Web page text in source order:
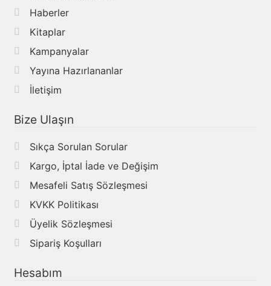
Haberler
Kitaplar
Kampanyalar
Yayına Hazırlananlar
İletişim
Bize Ulaşın
Sıkça Sorulan Sorular
Kargo, İptal İade ve Değişim
Mesafeli Satış Sözleşmesi
KVKK Politikası
Üyelik Sözleşmesi
Sipariş Koşulları
Hesabım